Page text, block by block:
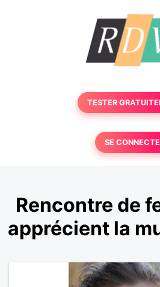
TESTER
SE
Rencontre de
apprécient la